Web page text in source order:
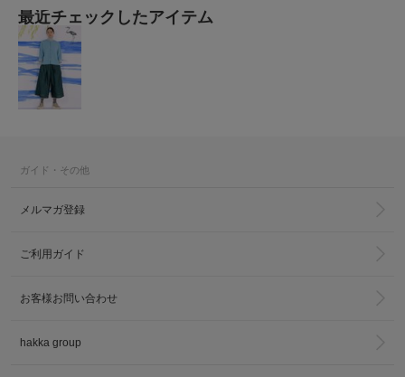
最近チェックしたアイテム
ガイド・その他
メルマガ登録
ご利用ガイド
お客様お問い合わせ
hakka group